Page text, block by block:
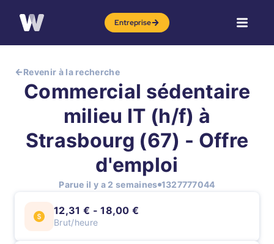
Entreprise
Revenir à la recherche
Commercial sédentaire
milieu IT (h/f) à
Strasbourg (67) - Offre
d'emploi
Parue il y a 2 semaines 1327777044
12,31 € - 18,00 €
Brut/heure